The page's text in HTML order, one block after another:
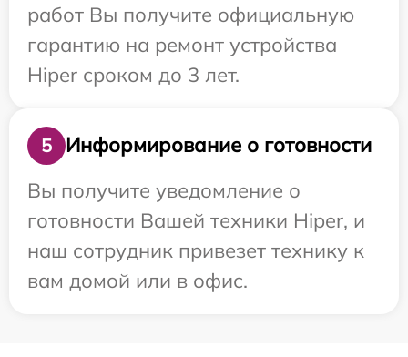
работ Вы получите официальную
гарантию на ремонт устройства
Hiper сроком до 3 лет.
5
Информирование о готовности
Вы получите уведомление о
готовности Вашей техники Hiper, и
наш сотрудник привезет технику к
вам домой или в офис.